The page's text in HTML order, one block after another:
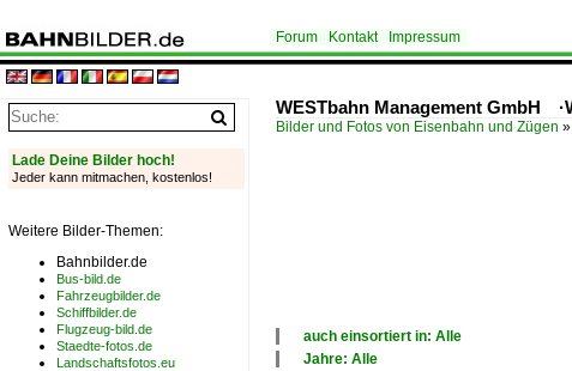
Forum Kontakt Impressum
WESTbahn Management GmbH
Bilder und Fotos von Eisenbahn und Zügen »
auch einsortiert in: Alle
Jahre: Alle
Lade Deine Bilder hoch!
Jeder kann mitmachen, kostenlos!
Weitere Bilder-Themen:
Bahnbilder.de
Bus-bild.de
Fahrzeugbilder.de
Schiffbilder.de
Flugzeug-bild.de
Staedte-fotos.de
Landschaftsfotos.eu